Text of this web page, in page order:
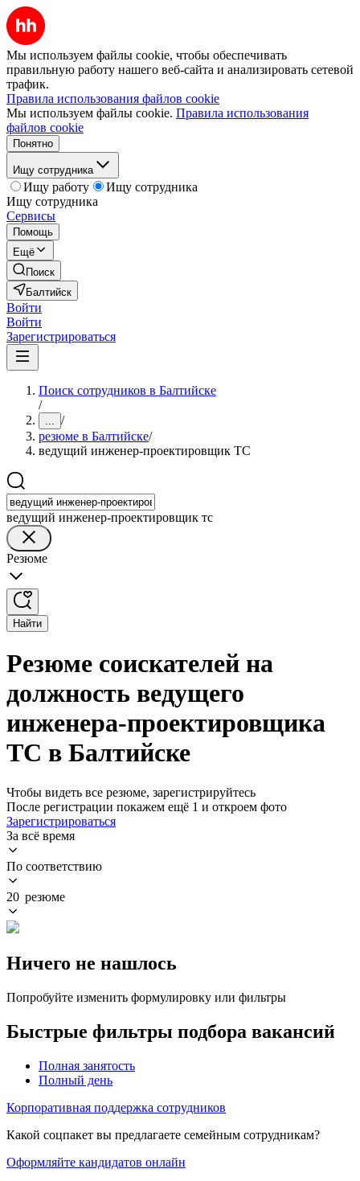
Мы используем файлы cookie, чтобы обеспечивать
правильную работу нашего веб-сайта и анализировать сетевой
трафик.
Правила использования файлов cookie
Мы используем файлы cookie. Правила использования
файлов cookie
Понятно
Ищу сотрудника
Ищу работу
Ищу сотрудника
Ищу сотрудника
Сервисы
Помощь
Ещё
Поиск
Балтийск
Войти
Войти
Зарегистрироваться
Поиск сотрудников в Балтийске
/
... /
резюме в Балтийске/
ведущий инженер-проектировщик ТС
ведущий инженер-проектировщик тс
Резюме
Найти
Резюме соискателей на
должность ведущего
инженера-проектировщика
ТС в Балтийске
Чтобы видеть все резюме, зарегистрируйтесь
После регистрации покажем ещё 1 и откроем фото
Зарегистрироваться
За всё время
По соответствию
20 резюме
Ничего не нашлось
Попробуйте изменить формулировку или фильтры
Быстрые фильтры подбора вакансий
Полная занятость
Полный день
Корпоративная поддержка сотрудников
Какой соцпакет вы предлагаете семейным сотрудникам?
Оформляйте кандидатов онлайн